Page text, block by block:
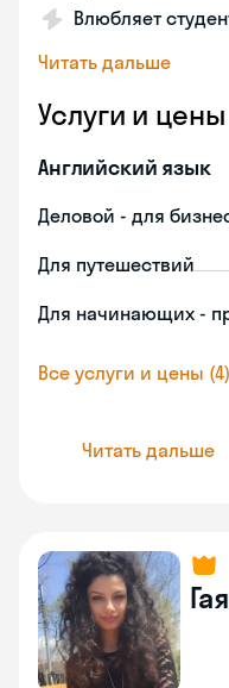
Влюбляет
Читать дальше
Услуги и цены
Английский язык
Деловой - для
Для путешествий
Для начинающих -
Все услуги и цены (4)
Читать дальше